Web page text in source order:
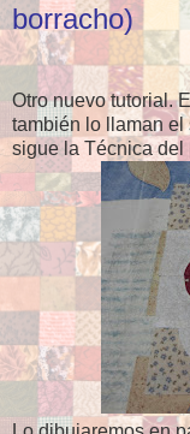
borracho)
Otro nuevo tutorial.
también lo llaman el
sigue la Técnica del